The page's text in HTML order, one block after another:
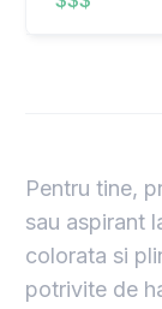
Pentru tine,
sau aspirant
colorata si
potrivite de